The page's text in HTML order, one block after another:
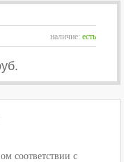
наличие: есть
соответствии с